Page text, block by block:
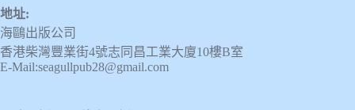
地址:
海鷗出版公司
香港柴灣豐業街4號志同昌工業大廈10樓B室
E-Mail:seagullpub28@gmail.com